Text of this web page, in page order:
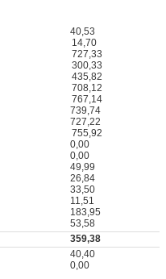
40,53
14,70
727,33
300,33
435,82
708,12
767,14
739,74
727,22
755,92
0,00
0,00
49,99
26,84
33,50
11,51
183,95
53,58
359,38
40,40
0,00